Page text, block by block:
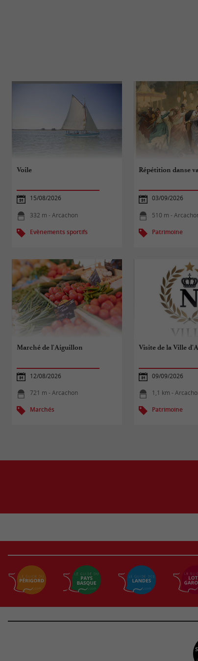
Voile
15/08/2026
332 m - Arcachon
Evènements sportifs
Répétition danse
03/09/2026
510 m -
Patrimoine
Marché de l'Aiguillon
12/08/2026
721 m - Arcachon
Marchés
Visite de la Ville
09/09/2026
1,1 km -
Patrimoine